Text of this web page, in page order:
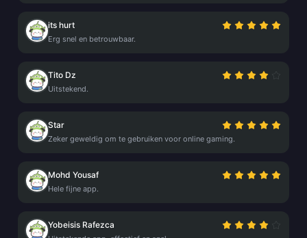
its hurt
Erg snel en betrouwbaar.
Tito Dz
Uitstekend.
Star
Zeker geweldig om te gebruiken voor online gaming.
Mohd Yousaf
Hele fijne app.
Yobeisis Rafezca